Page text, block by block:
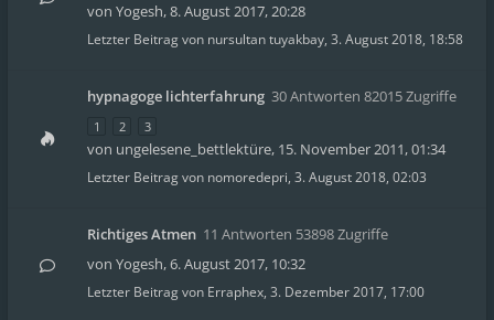
von Yogesh,8. August 2017, 20:28
Letzter Beitrag von nursultan tuyakbay, 3. August 2018, 18:58
hypnagoge lichterfahrung 30 Antworten 82015 Zugriffe
1 2 3
von ungelesene_bettlektüre, 15. November 2011, 01:34
Letzter Beitrag von nomoredepri, 3. August 2018, 02:03
Richtiges Atmen 11 Antworten 53898 Zugriffe
von Yogesh,6. August 2017, 10:32
Letzter Beitrag von Erraphex, 3. Dezember 2017, 17:00